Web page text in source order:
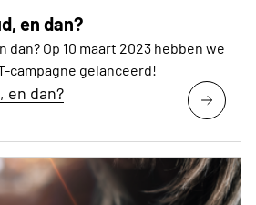
en dan?
dan? Op 10 maart 2023 hebben we
campagne gelanceerd!
en dan?